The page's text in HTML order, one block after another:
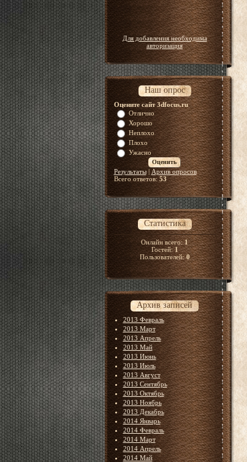
Для добавления необходима
авторизация
Наш опрос
Оцените сайт 3dfocus.ru
Отлично
Хорошо
Неплохо
Плохо
Ужасно
Результаты| Архив опросов
Всего ответов:53
Статистика
Онлайн всего:1
Гостей:1
Пользователей:0
Архив записей
2013 Февраль
2013 Март
2013 Апрель
2013 Май
2013 Июнь
2013 Июль
2013 Август
2013 Сентябрь
2013 Октябрь
2013 Ноябрь
2013 Декабрь
2014 Январь
2014 Февраль
2014 Март
2014 Апрель
2014 Май